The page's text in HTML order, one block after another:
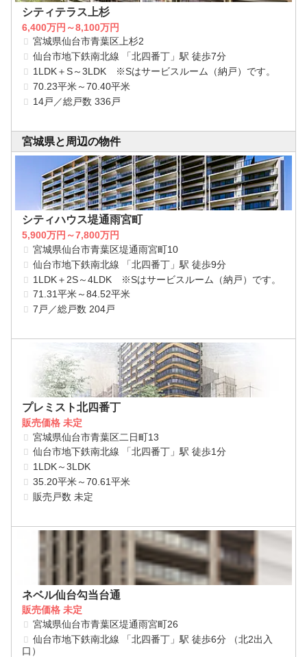
シティテラス上杉
6,400万円～8,100万円
宮城県仙台市青葉区上杉2
仙台市地下鉄南北線 「北四番丁」駅 徒歩7分
1LDK＋S～3LDK ※Sはサービスルーム（納戸）です。
70.23平米～70.40平米
14戸／総戸数 336戸
宮城県と周辺の物件
シティハウス堤通雨宮町
5,900万円～7,800万円
宮城県仙台市青葉区堤通雨宮町10
仙台市地下鉄南北線 「北四番丁」駅 徒歩9分
1LDK＋2S～4LDK ※Sはサービスルーム（納戸）です。
71.31平米～84.52平米
7戸／総戸数 204戸
プレミスト北四番丁
販売価格 未定
宮城県仙台市青葉区二日町13
仙台市地下鉄南北線 「北四番丁」駅 徒歩1分
1LDK～3LDK
35.20平米～70.61平米
販売戸数 未定
ネベル仙台勾当台通
販売価格 未定
宮城県仙台市青葉区堤通雨宮町26
仙台市地下鉄南北線 「北四番丁」駅 徒歩6分 （北2出入
口）